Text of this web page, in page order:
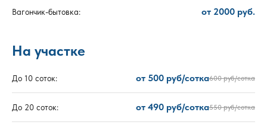
Вагончик-бытовка: от 2000 руб.
На участке
До 10 соток: от 500 руб/сотка600 руб/сотка
До 20 соток: от 490 руб/сотка550 руб/сотка